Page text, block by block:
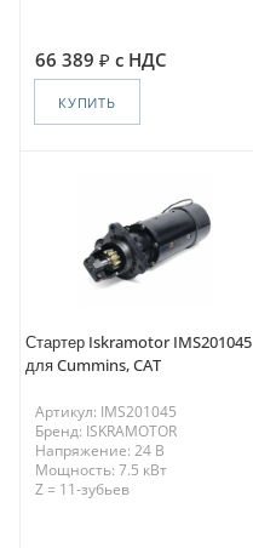
66 389 с НДС
КУПИТЬ
Стартер Iskramotor IMS201045
для Cummins, CAT
Артикул: IMS201045
Бренд: ISKRAMOTOR
Напряжение: 24 В
Мощность: 7.5 кВт
Z = 11-зубьев